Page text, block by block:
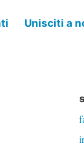
Unisciti a